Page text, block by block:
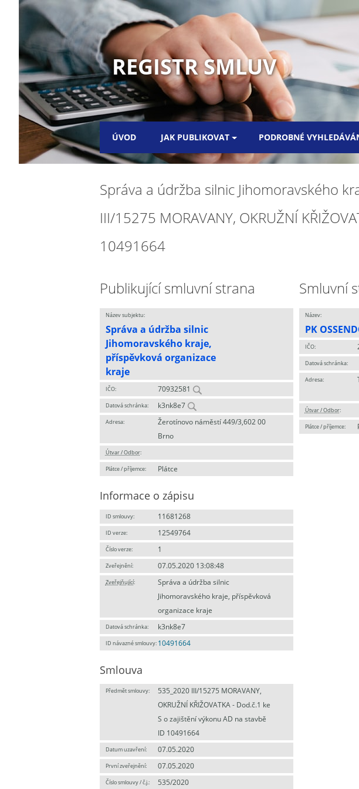
REGISTR SMLUV
ÚVOD JAK PUBLIKOVAT PODROBNÉ
Správa a údržba silnic Jihomoravského
III/15275 MORAVANY, OKRUŽNÍ
10491664
Publikující smluvní strana
Název subjektu:
Správa a údržba silnic
Jihomoravského kraje,
příspěvková organizace
kraje
IČO: 70932581
Datová schránka: k3nk8e7
Adresa:
Žerotínovo náměstí 449/3,602 00
Brno
Útvar / Odbor:
Plátce / příjemce: Plátce
Informace o zápisu
ID smlouvy: 11681268
ID verze: 12549764
Číslo verze: 1
Zveřejnění: 07.05.2020 13:08:48
Zveřejňující:
Správa a údržba silnic
Jihomoravského kraje, příspěvková
organizace kraje
Datová schránka: k3nk8e7
ID návazné smlouvy: 10491664
Smlouva
Předmět smlouvy:
535_2020 III/15275 MORAVANY,
OKRUŽNÍ KŘIŽOVATKA - Dod.č.1 ke
S o zajištění výkonu AD na stavbě
ID 10491664
Datum uzavření: 07.05.2020
První zveřejnění: 07.05.2020
Číslo smlouvy / č.j.: 535/2020
Smluvní
Název:
PK
IČO:
Datová schránka:
Adresa:
Útvar / Odbor:
Plátce / příjemce: